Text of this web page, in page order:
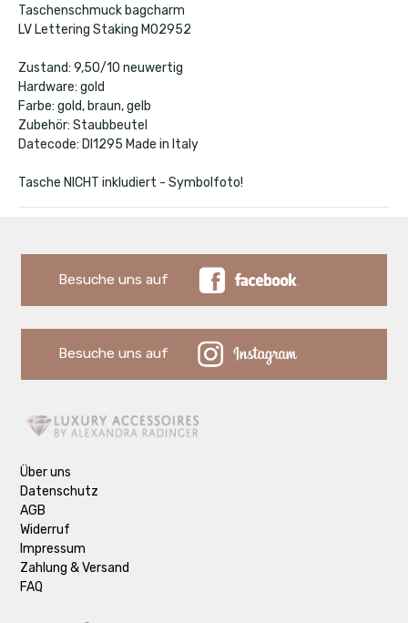
Taschenschmuck bagcharm
LV Lettering Staking M02952
Zustand: 9,50/10 neuwertig
Hardware: gold
Farbe: gold, braun, gelb
Zubehör: Staubbeutel
Datecode: DI1295 Made in Italy
Tasche NICHT inkludiert - Symbolfoto!
Besuche uns auf
Besuche uns auf
Über uns
Datenschutz
AGB
Widerruf
Impressum
Zahlung & Versand
FAQ